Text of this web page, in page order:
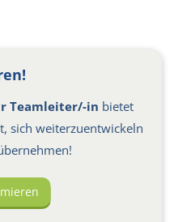
Teamleiter/-in bietet
sich weiterzuentwickeln